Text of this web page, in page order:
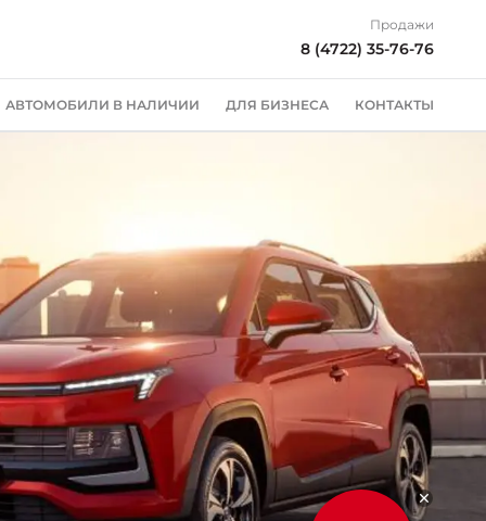
Продажи
8 (4722) 35-76-76
АВТОМОБИЛИ В НАЛИЧИИ ДЛЯ БИЗНЕСА КОНТАКТЫ